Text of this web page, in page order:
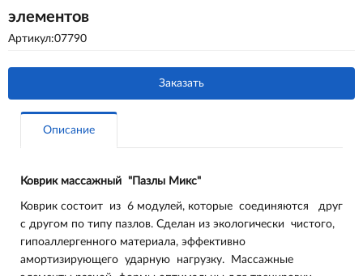
элементов
Артикул:07790
Заказать
Описание
Коврик массажный "Пазлы Микс"
Коврик состоит из 6 модулей, которые соединяются друг
с другом по типу пазлов. Сделан из экологически чистого,
гипоаллергенного материала, эффективно
амортизирующего ударную нагрузку. Массажные